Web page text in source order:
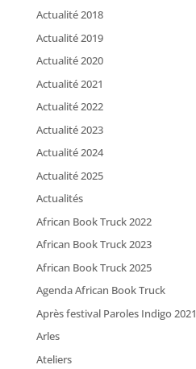
Actualité 2018
Actualité 2019
Actualité 2020
Actualité 2021
Actualité 2022
Actualité 2023
Actualité 2024
Actualité 2025
Actualités
African Book Truck 2022
African Book Truck 2023
African Book Truck 2025
Agenda African Book Truck
Après festival Paroles Indigo 2021
Arles
Ateliers